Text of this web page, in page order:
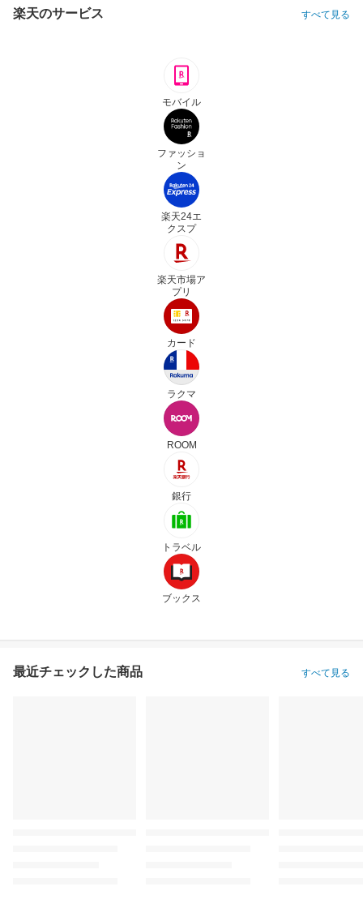
楽天のサービス すべて見る
モバイル
ファッショ
ン
楽天24エ
クスプ
楽天市場ア
プリ
カード
ラクマ
ROOM
銀行
トラベル
ブックス
最近チェックした商品 すべて見る